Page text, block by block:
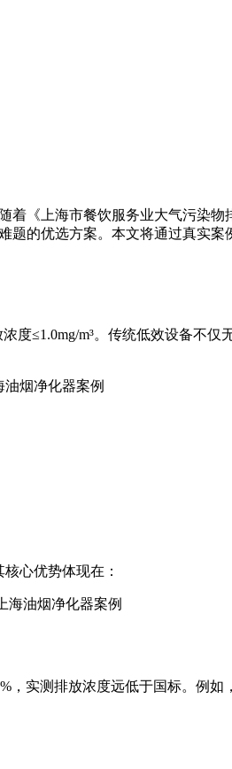
《上海市餐饮服务业大气污染
的优选方案。本文将通过真实
度≤1.0mg/m³。传统低效设备不
心优势体现在：
实测排放浓度远低于国标。例如